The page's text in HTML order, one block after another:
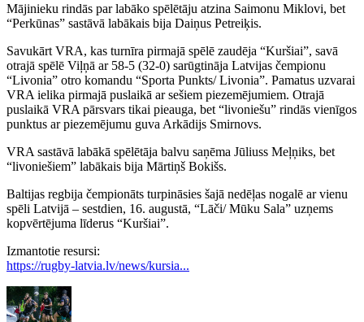
Mājinieku rindās par labāko spēlētāju atzina Saimonu Miklovi, bet
“Perkūnas” sastāvā labākais bija Daiņus Petreiķis.
Savukārt VRA, kas turnīra pirmajā spēlē zaudēja “Kuršiai”, savā
otrajā spēlē Viļņā ar 58-5 (32-0) sarūgtināja Latvijas čempionu
“Livonia” otro komandu “Sporta Punkts/ Livonia”. Pamatus uzvarai
VRA ielika pirmajā puslaikā ar sešiem piezemējumiem. Otrajā
puslaikā VRA pārsvars tikai pieauga, bet “livoniešu” rindās vienīgos
punktus ar piezemējumu guva Arkādijs Smirnovs.
VRA sastāvā labākā spēlētāja balvu saņēma Jūliuss Meļņiks, bet
“livoniešiem” labākais bija Mārtiņš Bokišs.
Baltijas regbija čempionāts turpināsies šajā nedēļas nogalē ar vienu
spēli Latvijā – sestdien, 16. augustā, “Lāči/ Mūku Sala” uzņems
kopvērtējuma līderus “Kuršiai”.
Izmantotie resursi:
https://rugby-latvia.lv/news/kursia...